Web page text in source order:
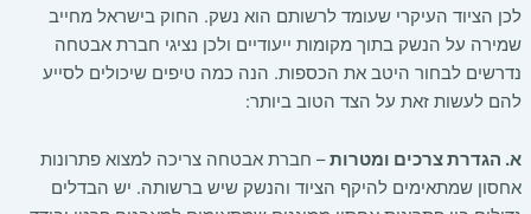
לכן הציוד העיקרי שעומד לרשותם הוא נשק. החוק בישראל מחייב
שמירה על הנשק בתוך מקומות ייעודיים ולכן נציגי חברת אבטחה
נדרשים לבחור היטב את הכספות. הנה כמה טיפים שיכולים לסייע
להם לעשות זאת על הצד הטוב ביותר:
א. הגדרת צרכים ומטרות– חברת אבטחה צריכה למצוא פתרונות
אחסון שמתאימים להיקף הציוד והנשק שיש ברשותה. יש הבדלים